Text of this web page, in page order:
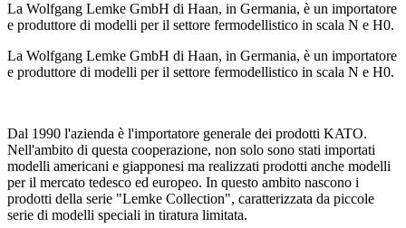
La Wolfgang Lemke GmbH di Haan, in Germania, è un importatore
e produttore di modelli per il settore fermodellistico in scala N e H0.
La Wolfgang Lemke GmbH di Haan, in Germania, è un importatore
e produttore di modelli per il settore fermodellistico in scala N e H0.
Dal 1990 l'azienda è l'importatore generale dei prodotti KATO.
Nell'ambito di questa cooperazione, non solo sono stati importati
modelli americani e giapponesi ma realizzati prodotti anche modelli
per il mercato tedesco ed europeo. In questo ambito nascono i
prodotti della serie "Lemke Collection", caratterizzata da piccole
serie di modelli speciali in tiratura limitata.